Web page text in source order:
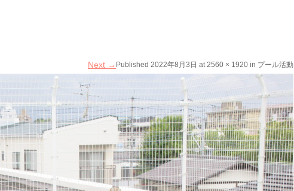
Published 2022年8月3日 at2560 × 1920 in プール活動
Next →